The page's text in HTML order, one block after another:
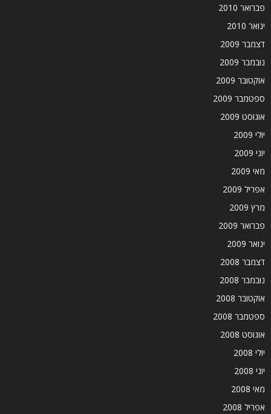
פברואר 2010
ינואר 2010
דצמבר 2009
נובמבר 2009
אוקטובר 2009
ספטמבר 2009
אוגוסט 2009
יולי 2009
יוני 2009
מאי 2009
אפריל 2009
מרץ 2009
פברואר 2009
ינואר 2009
דצמבר 2008
נובמבר 2008
אוקטובר 2008
ספטמבר 2008
אוגוסט 2008
יולי 2008
יוני 2008
מאי 2008
אפריל 2008